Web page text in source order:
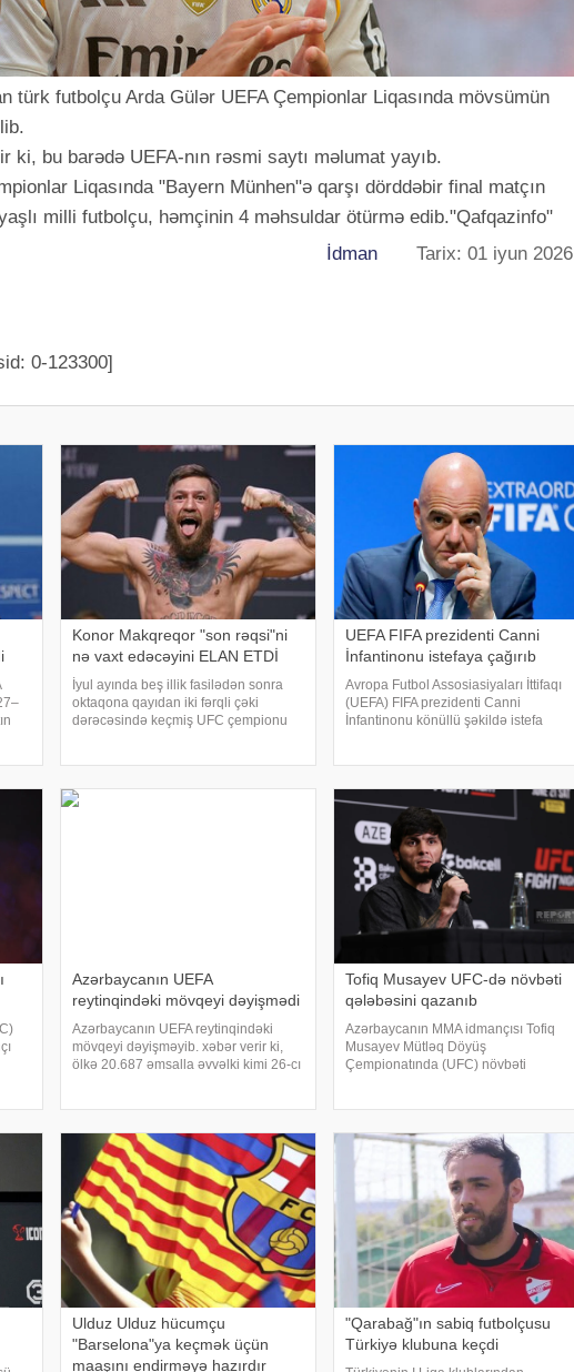
türk futbolçu Arda Gülər ​​UEFA Çempionlar Liqasında mövsümün
ki, bu barədə UEFA-nın rəsmi saytı məlumat yayıb.
Liqasında "Bayern Münhen"ə qarşı dörddəbir final matçın
milli futbolçu, həmçinin 4 məhsuldar ötürmə edib."Qafqazinfo"
İdman Tarix: 01 iyun 2026
0-123300]
Konor Makqreqor "son rəqsi"ni
nə vaxt edəcəyini ELAN ETDİ
İyul ayında beş illik fasilədən sonra
oktaqona qayıdan iki fərqli çəki
dərəcəsində keçmiş UFC çempionu
İnstaqram səhifəsind
UEFA FIFA prezidenti Canni
İnfantinonu istefaya çağırıb
Avropa Futbol Assosiasiyaları İttifaqı
(UEFA) FIFA prezidenti Canni
İnfantinonu könüllü şəkildə istefa
Azərbaycanın UEFA
reytinqindəki mövqeyi dəyişmədi
Azərbaycanın UEFA reytinqindəki
mövqeyi dəyişməyib. xəbər verir ki,
ölkə 20.687 əmsalla əvvəlki kimi 26-cı
Qey
Tofiq Musayev UFC-də növbəti
qələbəsini qazanıb
Azərbaycanın MMA idmançısı Tofiq
Musayev Mütləq Döyüş
Çempionatında (UFC) növbəti
Lyudovit Kleynlə üz-üzə gəlib. T.
Musayev ikinc
Ulduz Ulduz hücumçu
"Barselona"ya keçmək üçün
maaşını endirməyə hazırdır
"Qarabağ"ın sabiq futbolçusu
Türkiyə klubuna keçdi